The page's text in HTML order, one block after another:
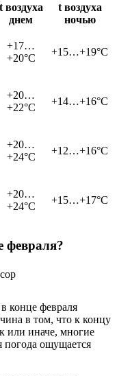
t воздуха
днем
t воздуха
ночью
+17…
+20°C
+15…+19°C
+20…
+22°C
+14…+16°C
+20…
+24°C
+12…+16°C
+20…
+24°C
+15…+17°C
февраля?
конце февраля
в том, что к концу
или иначе, многие
погода ощущается